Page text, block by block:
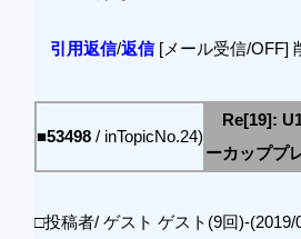
引用返信/返信[メール受信/OFF]
■53498 / inTopicNo.24)
Re[19]:
ーカッププ
□投稿者/ ゲスト ゲスト(9回)-(2019/